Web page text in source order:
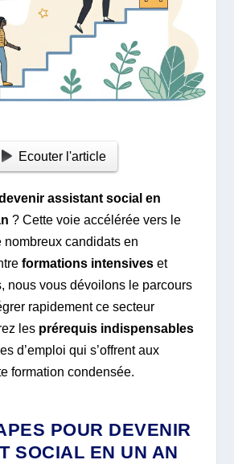
Ecouter l'article
assistant social en
? Cette voie accélérée vers le
nombreux candidats en
formations intensives et
nous vous dévoilons le parcours
rapidement ce secteur
les prérequis indispensables
d’emploi qui s’offrent aux
formation condensée.
POUR DEVENIR
SOCIAL EN UN AN